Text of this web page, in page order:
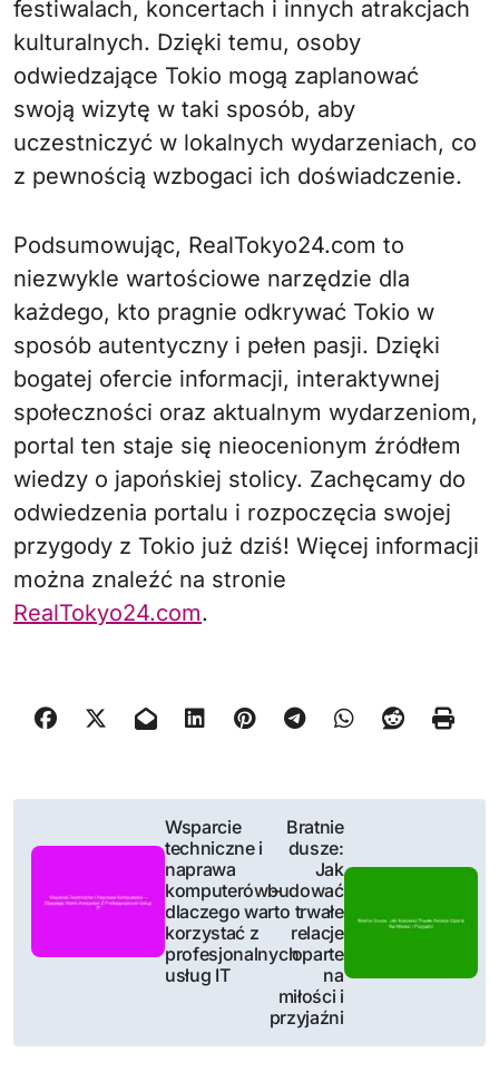
festiwalach, koncertach i innych atrakcjach
kulturalnych. Dzięki temu, osoby
odwiedzające Tokio mogą zaplanować
swoją wizytę w taki sposób, aby
uczestniczyć w lokalnych wydarzeniach, co
z pewnością wzbogaci ich doświadczenie.
Podsumowując, RealTokyo24.com to
niezwykle wartościowe narzędzie dla
każdego, kto pragnie odkrywać Tokio w
sposób autentyczny i pełen pasji. Dzięki
bogatej ofercie informacji, interaktywnej
społeczności oraz aktualnym wydarzeniom,
portal ten staje się nieocenionym źródłem
wiedzy o japońskiej stolicy. Zachęcamy do
odwiedzenia portalu i rozpoczęcia swojej
przygody z Tokio już dziś! Więcej informacji
można znaleźć na stronie
RealTokyo24.com.
a
Wsparcie
techniczne i
naprawa
komputerów –
dlaczego warto
korzystać z
profesjonalnych
usług IT
Bratnie
dusze:
Jak
budować
trwałe
relacje
oparte
na
miłości i
przyjaźni